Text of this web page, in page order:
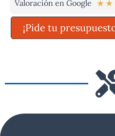
Valoración en Google ★★
¡Pide tu